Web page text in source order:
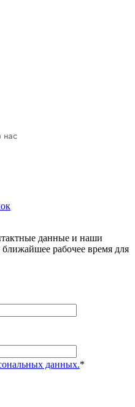
данные и наши
рабочее время для
данных.*